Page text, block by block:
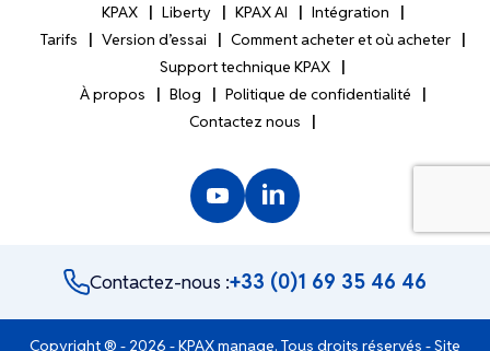
KPAX Liberty KPAX AI
Intégration
Tarifs
Version d’essai
Comment acheter et où acheter
Support technique KPAX
À propos
Blog
Politique de confidentialité
Contactez nous
Contactez-nous :+33 (0)1 69 35 46 46
Copyright ® - 2026 - KPAX manage. Tous droits réservés - Site